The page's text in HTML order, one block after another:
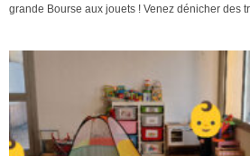
grande Bourse aux jouets ! Venez dénicher des